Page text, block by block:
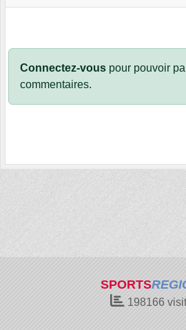
Connectez-vous pour pouvoir
commentaires.
SPORTS
198166